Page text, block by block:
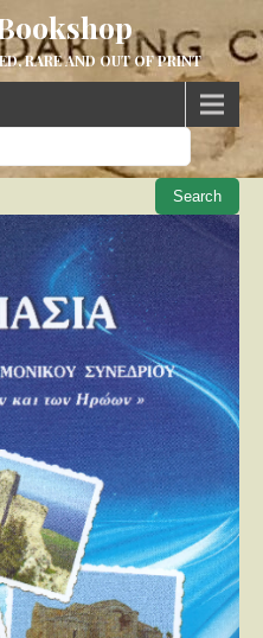
RARE AND OUT OF PRINT
When